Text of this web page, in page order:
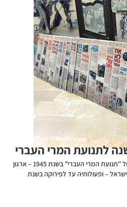
​​​​​​​​​​​​​​​​​​​​​​​התערוכה מתארת את הקמתה של "תנועת המרי העברי" בשנת 1945 – ארגון
– ופעולותיה עד לפירוקה בשנת